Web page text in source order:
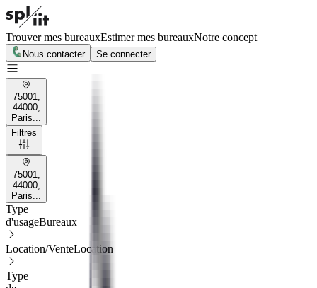
Trouver mes bureauxEstimer mes bureauxNotre concept
Nous contacter Se connecter
75001,
44000,
Paris...
Filtres
75001,
44000,
Paris...
Type
d'usageBureaux
Location/VenteLocation
Type